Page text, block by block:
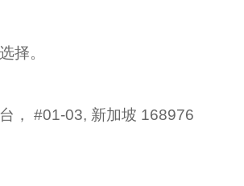
择。
， #01-03, 新加坡 168976